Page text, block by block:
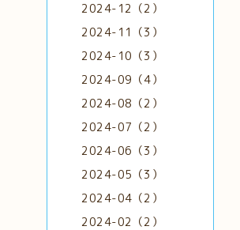
2024-12（2）
2024-11（3）
2024-10（3）
2024-09（4）
2024-08（2）
2024-07（2）
2024-06（3）
2024-05（3）
2024-04（2）
2024-02（2）